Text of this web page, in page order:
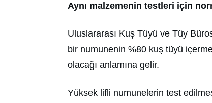
Aynı malzemenin testleri için
Uluslararası Kuş Tüyü ve Tüy
bir numunenin %80 kuş tüyü
olacağı anlamına gelir.
Yüksek lifli numunelerin test